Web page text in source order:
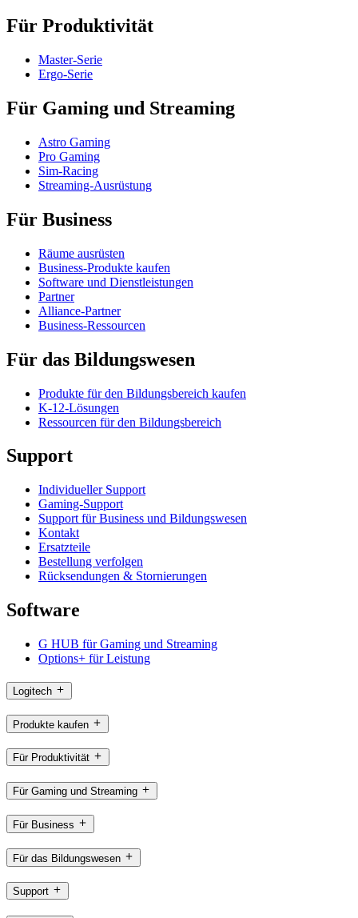
Für Produktivität
Master-Serie
Ergo-Serie
Für Gaming und Streaming
Astro Gaming
Pro Gaming
Sim-Racing
Streaming-Ausrüstung
Für Business
Räume ausrüsten
Business-Produkte kaufen
Software und Dienstleistungen
Partner
Alliance-Partner
Business-Ressourcen
Für das Bildungswesen
Produkte für den Bildungsbereich kaufen
K-12-Lösungen
Ressourcen für den Bildungsbereich
Support
Individueller Support
Gaming-Support
Support für Business und Bildungswesen
Kontakt
Ersatzteile
Bestellung verfolgen
Rücksendungen & Stornierungen
Software
G HUB für Gaming und Streaming
Options+ für Leistung
Logitech
Produkte kaufen
Für Produktivität
Für Gaming und Streaming
Für Business
Für das Bildungswesen
Support